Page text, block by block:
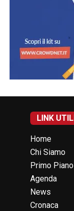
LINK UTILI
Home
Chi Siamo
Primo Piano
Agenda
News
Cronaca